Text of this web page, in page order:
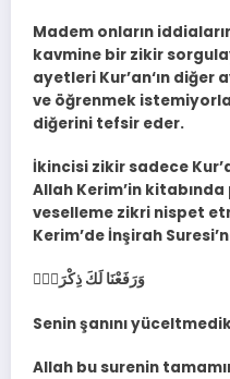
Madem onların
kavmine bir zikir
ayetleri Kur’an‘ın diğer
ve öğrenmek
diğerini tefsir eder.
İkincisi zikir sadece
Allah Kerim’in
veselleme zikri nispet
Kerim’de İnşirah
Senin şanını
Allah bu surenin